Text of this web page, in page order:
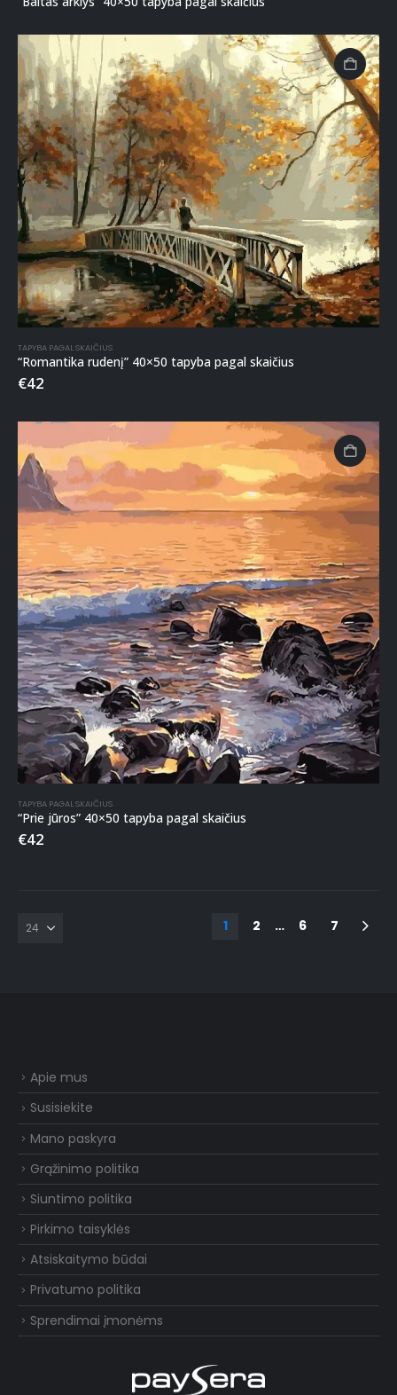
TAPYBA PAGAL SKAIČIUS
“Romantika rudenį” 40×50 tapyba pagal skaičius
€42
TAPYBA PAGAL SKAIČIUS
“Prie jūros” 40×50 tapyba pagal skaičius
€42
1 2 … 6 7
Apie mus
Susisiekite
Mano paskyra
Grąžinimo politika
Siuntimo politika
Pirkimo taisyklės
Atsiskaitymo būdai
Privatumo politika
Sprendimai įmonėms